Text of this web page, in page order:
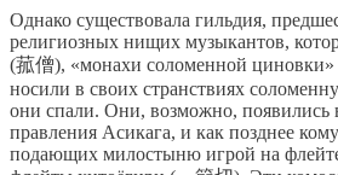
Однако существовала гильдия,
религиозных нищих музыкантов,
(菰僧), «монахи соломенной циновки»
носили в своих странствиях
они спали. Они, возможно, появились
правления Асикага, и как позднее
подающих милостыню игрой на